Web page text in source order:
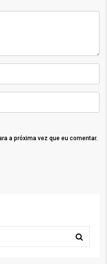
a próxima vez que eu comentar.